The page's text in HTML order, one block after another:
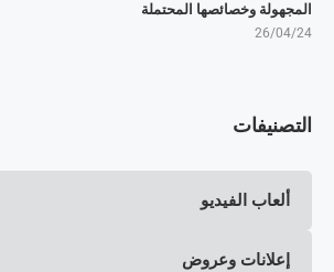
المجهولة وخصائصها المحتملة
26/04/24
التصنيفات
ألعاب الفيديو
إعلانات وعروض